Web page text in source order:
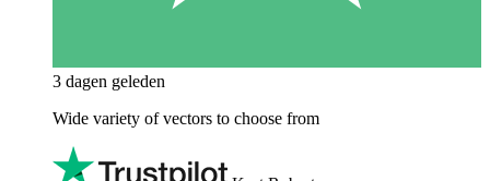
3 dagen geleden
Wide variety of vectors to choose from